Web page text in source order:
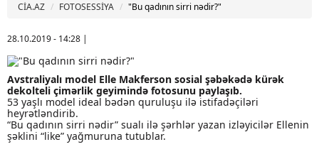
CİA.AZ FOTOSESSİYA "Bu qadının sirri nədir?"
28.10.2019 - 14:28 |
Avstraliyalı model Elle Makferson sosial şəbəkədə kürək
dekolteli çimərlik geyimində fotosunu paylaşıb.
53 yaşlı model ideal bədən quruluşu ilə istifadəçiləri
heyrətləndirib.
“Bu qadının sirri nədir” sualı ilə şərhlər yazan izləyicilər Ellenin
şəklini “like” yağmuruna tutublar.